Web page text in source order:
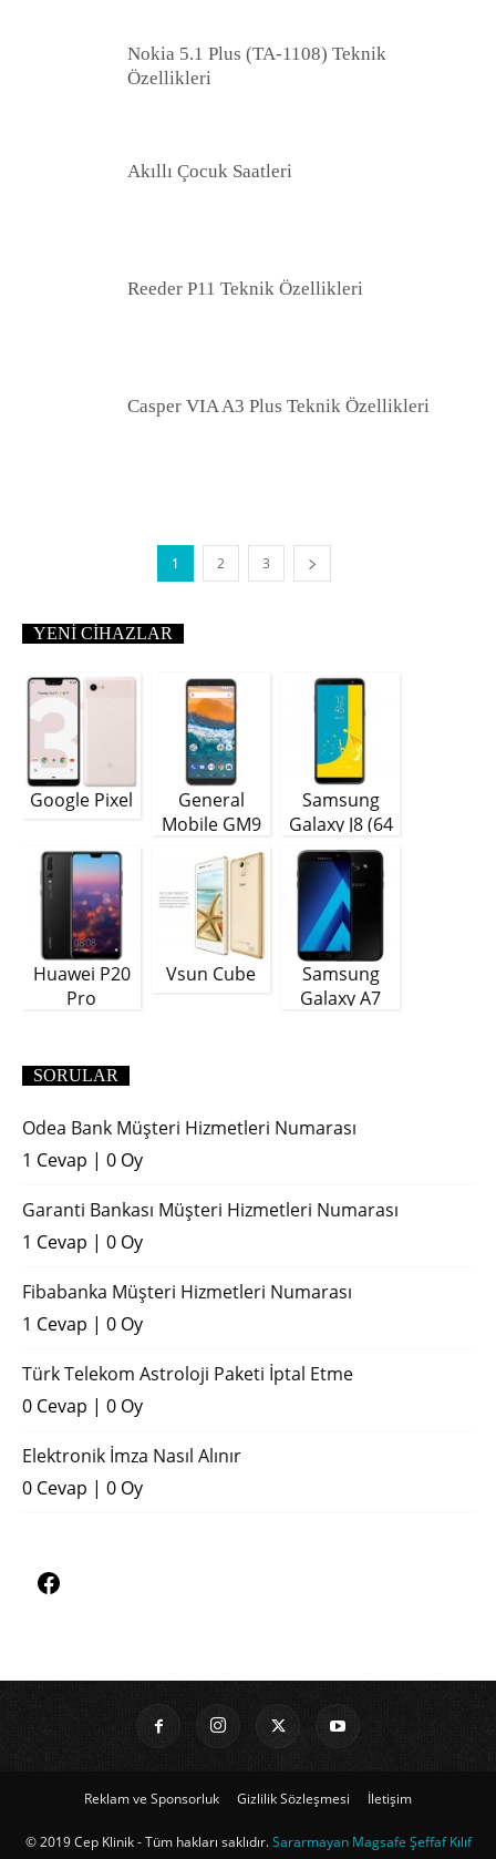
Nokia 5.1 Plus (TA-1108) Teknik
Özellikleri
Akıllı Çocuk Saatleri
Reeder P11 Teknik Özellikleri
Casper VIA A3 Plus Teknik Özellikleri
1 2 3
YENI CIHAZLAR
Google Pixel
General
Mobile GM9
Samsung
Galaxy J8 (64
GB)
Huawei P20
Pro
Vsun Cube
Samsung
Galaxy A7
SORULAR
Odea Bank Müşteri Hizmetleri Numarası
1 Cevap | 0 Oy
Garanti Bankası Müşteri Hizmetleri Numarası
1 Cevap | 0 Oy
Fibabanka Müşteri Hizmetleri Numarası
1 Cevap | 0 Oy
Türk Telekom Astroloji Paketi İptal Etme
0 Cevap | 0 Oy
Elektronik İmza Nasıl Alınır
0 Cevap | 0 Oy
Reklam ve Sponsorluk Gizlilik Sözleşmesi İletişim
© 2019 Cep Klinik - Tüm hakları saklıdır.Sararmayan Magsafe Şeffaf Kılıf